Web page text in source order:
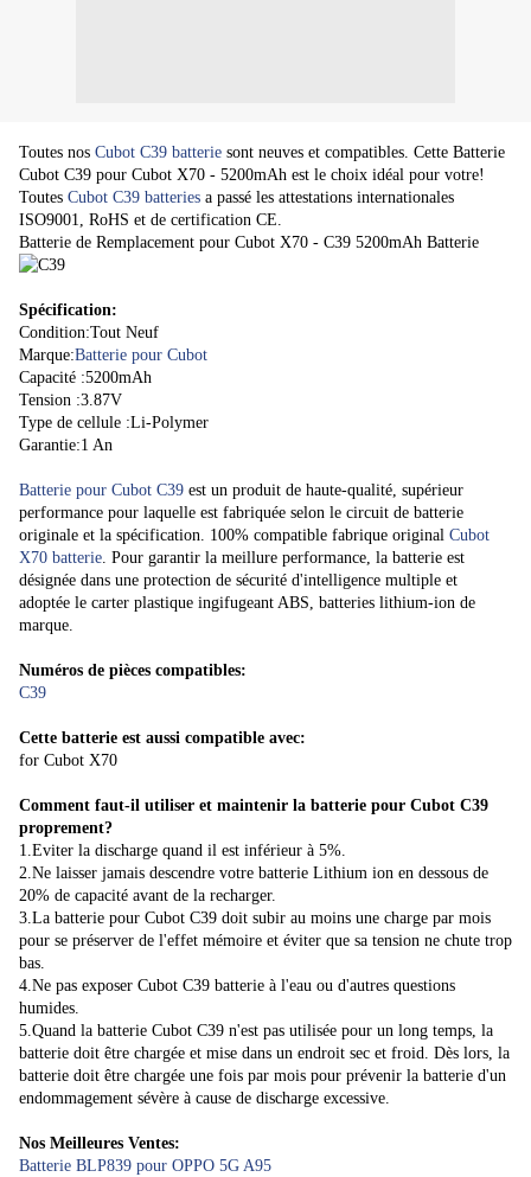
Toutes nos Cubot C39 batterie sont neuves et compatibles. Cette Batterie
Cubot C39 pour Cubot X70 - 5200mAh est le choix idéal pour votre!
Toutes Cubot C39 batteries a passé les attestations internationales
ISO9001, RoHS et de certification CE.
Batterie de Remplacement pour Cubot X70 - C39 5200mAh Batterie
Spécification:
Condition:Tout Neuf
Marque:Batterie pour Cubot
Capacité :5200mAh
Tension :3.87V
Type de cellule :Li-Polymer
Garantie:1 An
Batterie pour Cubot C39 est un produit de haute-qualité, supérieur
performance pour laquelle est fabriquée selon le circuit de batterie
originale et la spécification. 100% compatible fabrique original Cubot
X70 batterie. Pour garantir la meillure performance, la batterie est
désignée dans une protection de sécurité d'intelligence multiple et
adoptée le carter plastique ingifugeant ABS, batteries lithium-ion de
marque.
Numéros de pièces compatibles:
C39
Cette batterie est aussi compatible avec:
for Cubot X70
Comment faut-il utiliser et maintenir la batterie pour Cubot C39
proprement?
1.Eviter la discharge quand il est inférieur à 5%.
2.Ne laisser jamais descendre votre batterie Lithium ion en dessous de
20% de capacité avant de la recharger.
3.La batterie pour Cubot C39 doit subir au moins une charge par mois
pour se préserver de l'effet mémoire et éviter que sa tension ne chute trop
bas.
4.Ne pas exposer Cubot C39 batterie à l'eau ou d'autres questions
humides.
5.Quand la batterie Cubot C39 n'est pas utilisée pour un long temps, la
batterie doit être chargée et mise dans un endroit sec et froid. Dès lors, la
batterie doit être chargée une fois par mois pour prévenir la batterie d'un
endommagement sévère à cause de discharge excessive.
Nos Meilleures Ventes:
Batterie BLP839 pour OPPO 5G A95